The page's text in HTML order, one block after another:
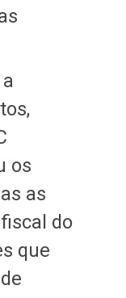
os
as
do
que